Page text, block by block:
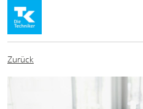
Zurück